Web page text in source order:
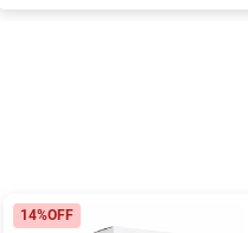
14%OFF